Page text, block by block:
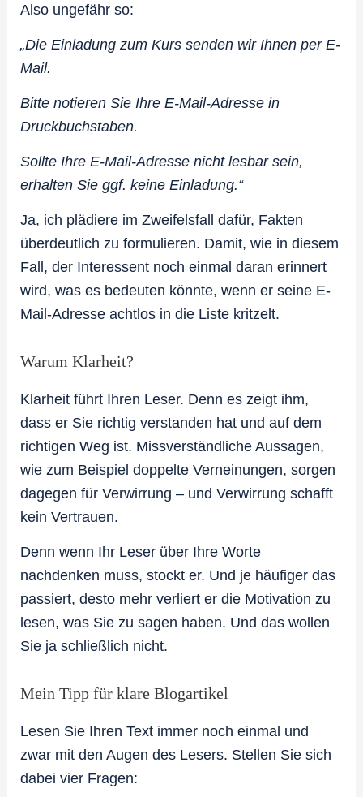
Also ungefähr so:
„Die Einladung zum Kurs senden wir Ihnen per E-
Mail.
Bitte notieren Sie Ihre E-Mail-Adresse in
Druckbuchstaben.
Sollte Ihre E-Mail-Adresse nicht lesbar sein,
erhalten Sie ggf. keine Einladung.“
Ja, ich plädiere im Zweifelsfall dafür, Fakten
überdeutlich zu formulieren. Damit, wie in diesem
Fall, der Interessent noch einmal daran erinnert
wird, was es bedeuten könnte, wenn er seine E-
Mail-Adresse achtlos in die Liste kritzelt.
Warum Klarheit?
Klarheit führt Ihren Leser. Denn es zeigt ihm,
dass er Sie richtig verstanden hat und auf dem
richtigen Weg ist. Missverständliche Aussagen,
wie zum Beispiel doppelte Verneinungen, sorgen
dagegen für Verwirrung – und Verwirrung schafft
kein Vertrauen.
Denn wenn Ihr Leser über Ihre Worte
nachdenken muss, stockt er. Und je häufiger das
passiert, desto mehr verliert er die Motivation zu
lesen, was Sie zu sagen haben. Und das wollen
Sie ja schließlich nicht.
Mein Tipp für klare Blogartikel
Lesen Sie Ihren Text immer noch einmal und
zwar mit den Augen des Lesers. Stellen Sie sich
dabei vier Fragen: